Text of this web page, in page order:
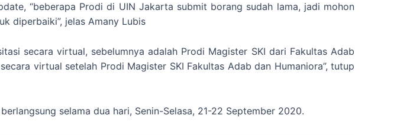
“beberapa Prodi di UIN Jakarta submit borang sudah lama, jadi mohon
diperbaiki”, jelas Amany Lubis
secara virtual, sebelumnya adalah Prodi Magister SKI dari Fakultas Adab
virtual setelah Prodi Magister SKI Fakultas Adab dan Humaniora”, tutup
selama dua hari, Senin-Selasa, 21-22 September 2020.